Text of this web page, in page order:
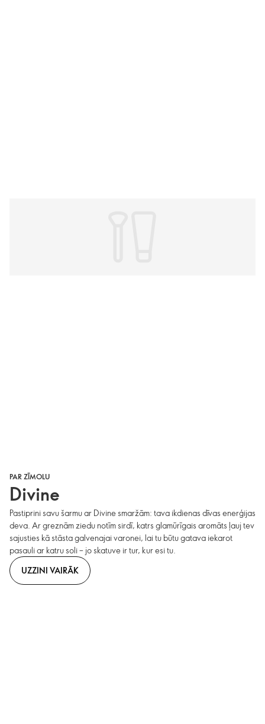
PAR ZĪMOLU
Divine
Pastiprini savu šarmu ar Divine smaržām: tava ikdienas dīvas enerģijas
deva. Ar greznām ziedu notīm sirdī, katrs glamūrīgais aromāts ļauj tev
sajusties kā stāsta galvenajai varonei, lai tu būtu gatava iekarot
pasauli ar katru soli – jo skatuve ir tur, kur esi tu.
UZZINI VAIRĀK